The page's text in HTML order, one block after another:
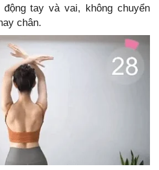
tay và vai, không chuyển
chân.